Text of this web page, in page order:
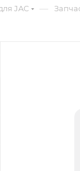
JAC —